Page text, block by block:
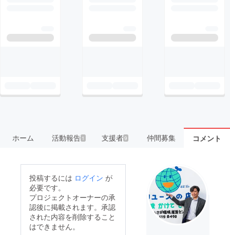
ホーム 活動報告1 支援者9 仲間募集 コメント
投稿するには ログイン が
必要です。
プロジェクトオーナーの承
認後に掲載されます。承認
された内容を削除すること
はできません。